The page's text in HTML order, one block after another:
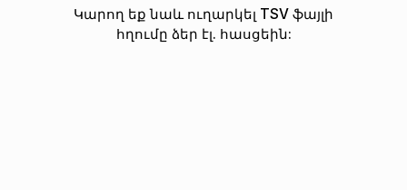
Կարող եք նաև ուղարկել TSV ֆայլի
հղումը ձեր էլ. հասցեին: